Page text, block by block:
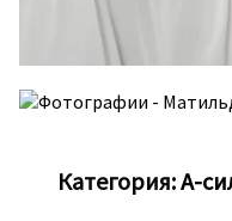
Категория:А-